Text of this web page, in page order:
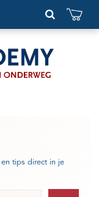
tips direct in je